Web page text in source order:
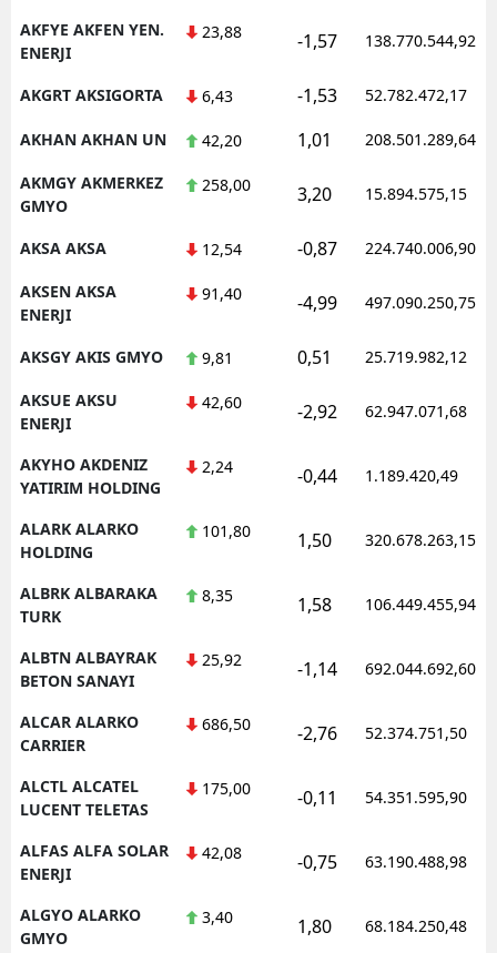
AKFYE AKFEN YEN.
ENERJI
23,88 -1,57 138.770.544,92
AKGRT AKSIGORTA 6,43 -1,53 52.782.472,17
AKHAN AKHAN UN 42,20 1,01 208.501.289,64
AKMGY AKMERKEZ
GMYO
258,00 3,20 15.894.575,15
AKSA AKSA 12,54 -0,87 224.740.006,90
AKSEN AKSA
ENERJI
91,40 -4,99 497.090.250,75
AKSGY AKIS GMYO 9,81 0,51 25.719.982,12
AKSUE AKSU
ENERJI
42,60 -2,92 62.947.071,68
AKYHO AKDENIZ
YATIRIM HOLDING
2,24 -0,44 1.189.420,49
ALARK ALARKO
HOLDING
101,80 1,50 320.678.263,15
ALBRK ALBARAKA
TURK
8,35 1,58 106.449.455,94
ALBTN ALBAYRAK
BETON SANAYI
25,92 -1,14 692.044.692,60
ALCAR ALARKO
CARRIER
686,50 -2,76 52.374.751,50
ALCTL ALCATEL
LUCENT TELETAS
175,00 -0,11 54.351.595,90
ALFAS ALFA SOLAR
ENERJI
42,08 -0,75 63.190.488,98
ALGYO ALARKO
GMYO
3,40 1,80 68.184.250,48